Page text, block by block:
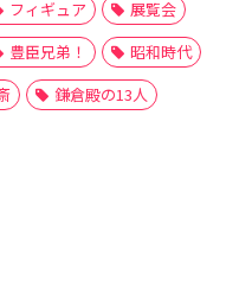
フィギュア
展覧会
豊臣兄弟！
昭和時代
鎌倉殿の13人